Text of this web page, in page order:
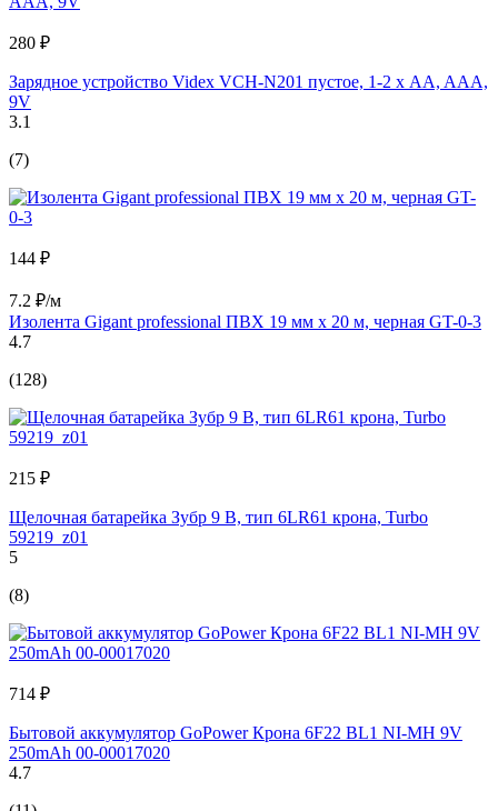
280 ₽
Зарядное устройство Videx VCH-N201 пустое, 1-2 х AA, AAA,
9V
3.1
(7)
144 ₽
7.2 ₽/м
Изолента Gigant professional ПВХ 19 мм х 20 м, черная GT-0-3
4.7
(128)
215 ₽
Щелочная батарейка Зубр 9 В, тип 6LR61 крона, Turbo
59219_z01
5
(8)
714 ₽
Бытовой аккумулятор GoPower Крона 6F22 BL1 NI-MH 9V
250mAh 00-00017020
4.7